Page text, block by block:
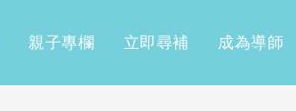
親子專欄 立即尋補 成為導師